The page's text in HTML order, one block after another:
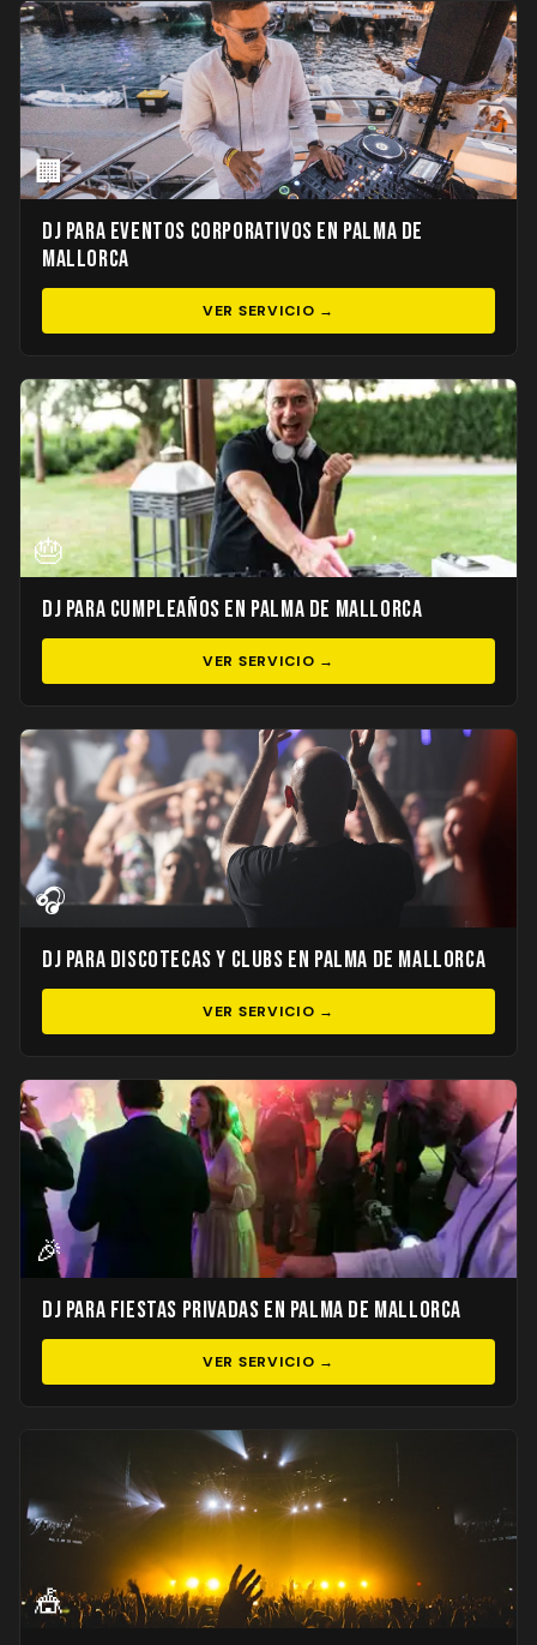
🏢
DJ para Eventos Corporativos en Palma de
Mallorca
VER SERVICIO →
🎂
DJ para Cumpleaños en Palma de Mallorca
VER SERVICIO →
🎧
DJ para Discotecas y Clubs en Palma de Mallorca
VER SERVICIO →
🎉
DJ para Fiestas Privadas en Palma de Mallorca
VER SERVICIO →
🎪